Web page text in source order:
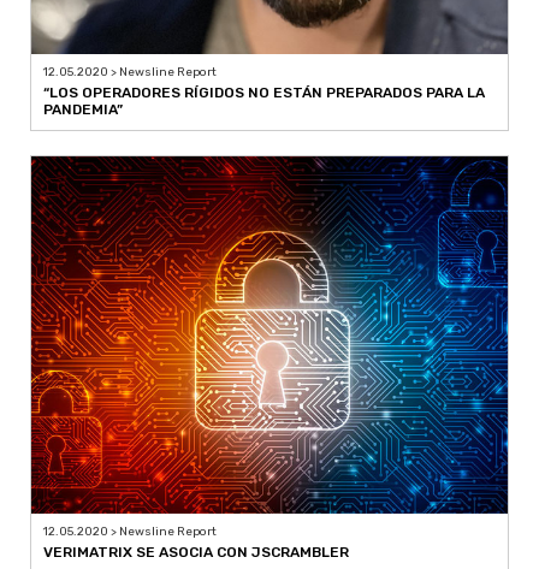
12.05.2020 > Newsline Report
“LOS OPERADORES RÍGIDOS NO ESTÁN PREPARADOS PARA LA
PANDEMIA”
12.05.2020 > Newsline Report
VERIMATRIX SE ASOCIA CON JSCRAMBLER